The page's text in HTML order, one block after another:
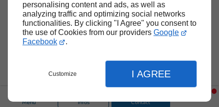
personalising content and ads, as well as
analyzing traffic and optimizing social networks
functionalities. By clicking "I Agree" you consent to
the use of Cookies from our providers Google
Facebook
.
Customize I AGREE
Menu Infos Contact
Haut de page